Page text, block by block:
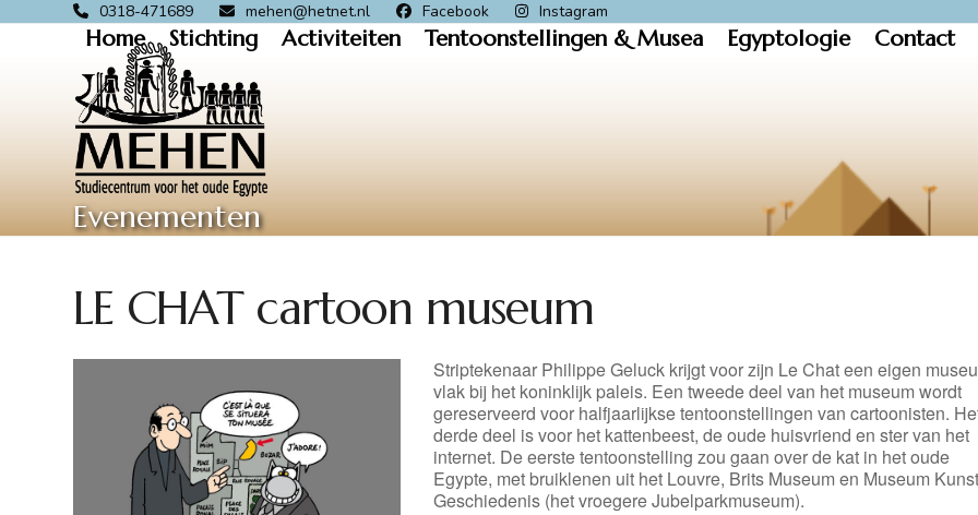
0318-471689 mehen@hetnet.nl Facebook Instagram
Home Stichting Activiteiten Tentoonstellingen & Musea Egyptologie Contact
Evenementen
LE CHAT cartoon museum
Striptekenaar Philippe Geluck krijgt voor zijn Le Chat een eigen
vlak bij het koninklijk paleis. Een tweede deel van het museum wordt
gereserveerd voor halfjaarlijkse tentoonstellingen van cartoonisten.
derde deel is voor het kattenbeest, de oude huisvriend en ster van het
internet. De eerste tentoonstelling zou gaan over de kat in het oude
Egypte, met bruiklenen uit het Louvre, Brits Museum en Museum
Geschiedenis (het vroegere Jubelparkmuseum).